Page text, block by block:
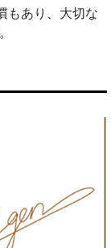
もあり、大切な